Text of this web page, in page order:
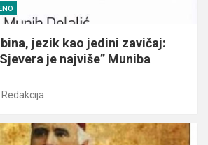
jezik kao jedini zavičaj:
je najviše” Muniba
Redakcija